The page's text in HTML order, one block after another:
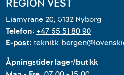
REGION VEST
Liamyrane 20, 5132 Nyborg
Telefon: +47 55 51 80 90
E-post:
Åpningstider lager/butikk